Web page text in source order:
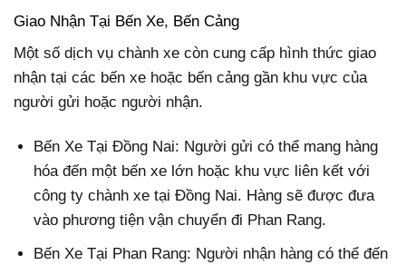
Giao Nhận Tại Bến Xe, Bến Cảng
Một số dịch vụ chành xe còn cung cấp hình thức giao
nhận tại các bến xe hoặc bến cảng gần khu vực của
người gửi hoặc người nhận.
Bến Xe Tại Đồng Nai: Người gửi có thể mang hàng
hóa đến một bến xe lớn hoặc khu vực liên kết với
công ty chành xe tại Đồng Nai. Hàng sẽ được đưa
vào phương tiện vận chuyển đi Phan Rang.
Bến Xe Tại Phan Rang: Người nhận hàng có thể đến